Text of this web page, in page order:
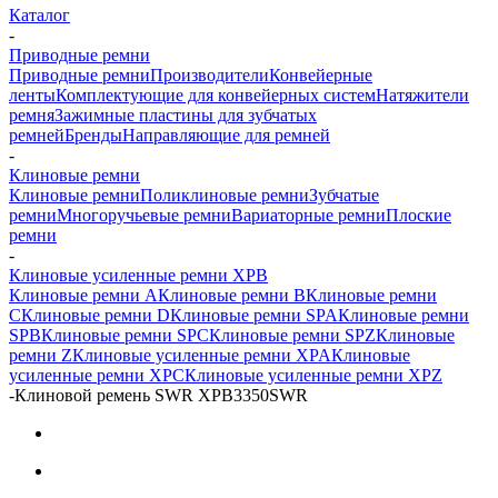
Каталог
-
Приводные ремни
Приводные ремниПроизводителиКонвейерные
лентыКомплектующие для конвейерных системНатяжители
ремняЗажимные пластины для зубчатых
ремнейБрендыНаправляющие для ремней
-
Клиновые ремни
Клиновые ремниПоликлиновые ремниЗубчатые
ремниМногоручьевые ремниВариаторные ремниПлоские
ремни
-
Клиновые усиленные ремни XPB
Клиновые ремни AКлиновые ремни BКлиновые ремни
CКлиновые ремни DКлиновые ремни SPAКлиновые ремни
SPBКлиновые ремни SPCКлиновые ремни SPZКлиновые
ремни ZКлиновые усиленные ремни XPAКлиновые
усиленные ремни XPCКлиновые усиленные ремни XPZ
-Клиновой ремень SWR XPB3350SWR